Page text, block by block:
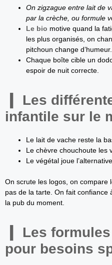
On zigzague entre lait de
par la crèche, ou formule
Le bio motive quand la
les plus organisés, on
pitchoun change d’humeur.
Chaque boîte cible un
espoir de nuit correcte.
Les
infantile sur le
Le lait de vache reste la
Le chèvre chouchoute les
Le végétal joue
On scrute les logos, on compare
pas de la tarte. On fait confiance
la pub du moment.
Les
pour besoins